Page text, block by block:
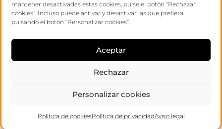
mantener desactivadas estas cookies, pulse el botón “Rechazar
cookies”. Incluso puede activar y desactivar las que prefiera
pulsando el botón “Personalizar cookies”.
Aceptar
Rechazar
Personalizar cookies
Política de cookiesPolítica de privacidadAviso legal
rafa
forner